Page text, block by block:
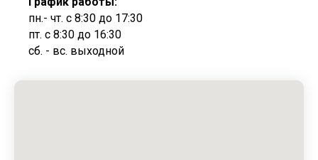
пн.- чт. с 8:30 до 17:30
пт. с 8:30 до 16:30
сб. - вс. выходной